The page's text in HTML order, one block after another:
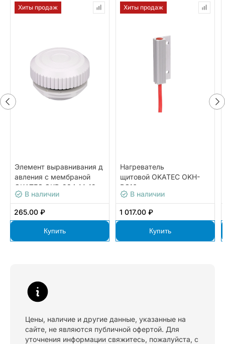
Хиты продаж
Элемент выравнивания д
авления с мембраной
OKATEC OKB-284-M-12
В наличии
265.00 ₽
Купить
Хиты продаж
Нагреватель
щитовой OKATEC OKH-
RC16
В наличии
1 017.00 ₽
Купить
Цены, наличие и другие данные, указанные на
сайте, не являются публичной офертой. Для
уточнения информации свяжитесь, пожалуйста, с